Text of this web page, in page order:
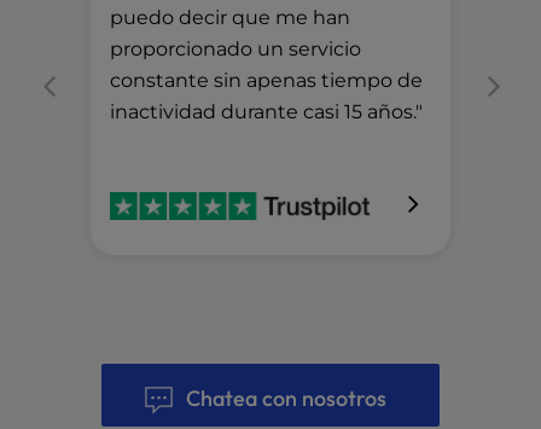
puedo decir que me han
proporcionado un servicio
constante sin apenas tiempo de
inactividad durante casi 15 años."
Chatea con nosotros